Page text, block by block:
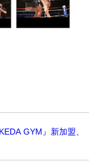
GYM』新加盟、